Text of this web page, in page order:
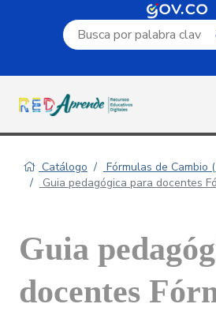
Campo de búsqueda por
Catálogo
Fórmulas de Cambio
Guia pedagógica para docentes
Guia
docentes